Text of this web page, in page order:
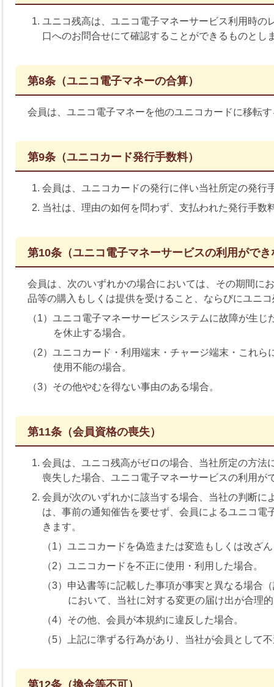
ユニコ残高は、ユニコ電子マネーサービス利用時
口へのお問合せにて確認することができるものとし
第8条（ユニコ電子マネーの合算）
会員は、ユニコ電子マネーを他のユニコカードに移転
第9条（ユニコカード発行手数料）
会員は、ユニコカードの発行に伴い当社所定の発行
当社は、理由の如何を問わず、支払われた発行手数
第10条（ユニコ電子マネーサービスの利用がで
会員は、次のいずれかの場合においては、その期間に
品等の購入もしくは提供を受けること、ならびにユニ
（1）ユニコ電子マネーサービスシステムに故障が生
を休止する場合。
（2）ユニコカード・利用端末・チャージ端末・これ
使用不能の場合。
（3）その他やむを得ない事由のある場合。
第11条（会員資格の喪失）
会員は、ユニコ残高がゼロの場合、当社所定の方
喪失した場合、ユニコ電子マネーサービスの利用が
会員が次のいずれかに該当する場合、当社の判断
は、事前の通知催告を要せず、会員によるユニコ
きます。
（1）ユニコカードを偽造または変造もしくは改ざ
（2）ユニコカードを不正に使用・利用した場合。
（3）申込書等に記載した事項が事実と異なる場合
において、当社に対する変更の届け出が合理
（4）その他、会員が本規約に違反した場合。
（5）上記に準ずる行為があり、当社が会員として
第12条（換金等不可）